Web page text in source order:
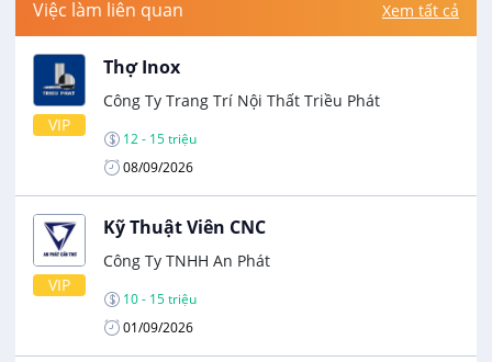
Việc làm liên quan Xem tất cả
VIP
Thợ Inox
Công Ty Trang Trí Nội Thất Triều Phát
12 - 15 triệu
08/09/2026
VIP
Kỹ Thuật Viên CNC
Công Ty TNHH An Phát
10 - 15 triệu
01/09/2026